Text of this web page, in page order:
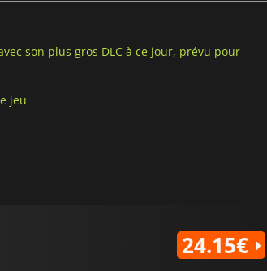
son plus gros DLC à ce jour, prévu pour
jeu
24.15€